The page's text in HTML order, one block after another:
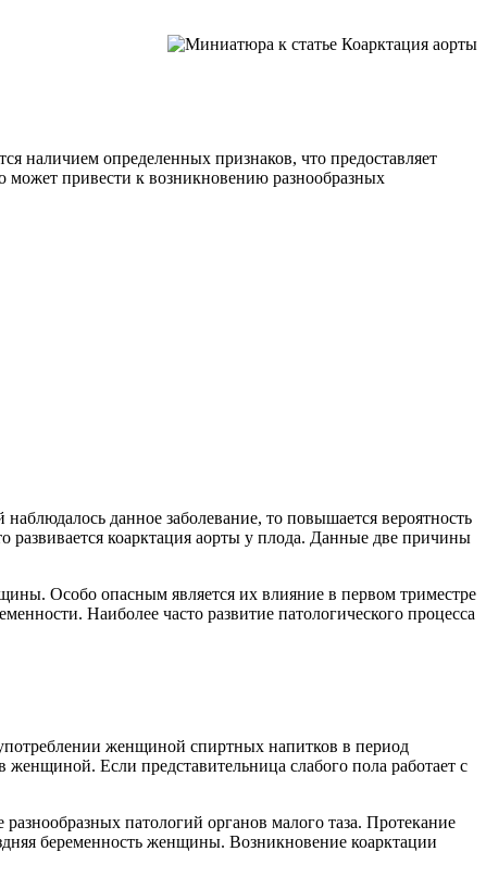
наличием определенных признаков, что предоставляет
может привести к возникновению разнообразных
данное заболевание, то повышается вероятность
коарктация аорты у плода. Данные две причины
Особо опасным является их влияние в первом триместре
Наиболее часто развитие патологического процесса
женщиной спиртных напитков в период
женщиной. Если представительница слабого пола работает с
патологий органов малого таза. Протекание
беременность женщины. Возникновение коарктации